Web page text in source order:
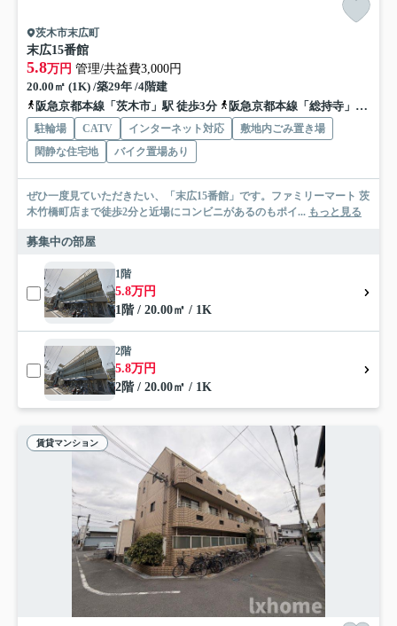
茨木市末広町
末広15番館
5.8万円 管理/共益費3,000円
20.00㎡ (1K) /築29年 /4階建
阪急京都本線「茨木市」駅 徒歩3分
阪急京都本線「総持寺」駅 徒歩15分
駐輪場 CATV インターネット対応
敷地内ごみ置き場
閑静な住宅地
バイク置場あり
ぜひ一度見ていただきたい、「末広15番館」です。ファミリーマート 茨
木竹橋町店まで徒歩2分と近場にコンビニがあるのもポイ... もっと見る
募集中の部屋
1階
5.8万円
1階 / 20.00㎡ / 1K
2階
5.8万円
2階 / 20.00㎡ / 1K
賃貸マンション